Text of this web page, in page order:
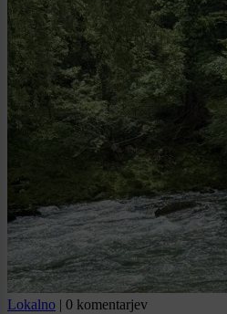
Lokalno 0 komentarjev